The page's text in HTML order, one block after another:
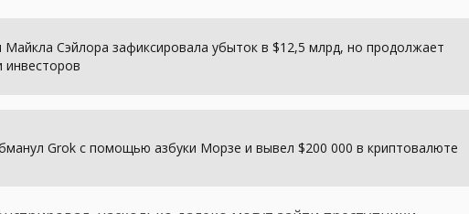
Майкла Сэйлора зафиксировала убыток в $12,5 млрд, но продолжает
инвесторов
Grok с помощью азбуки Морзе и вывел $200 000 в криптовалюте